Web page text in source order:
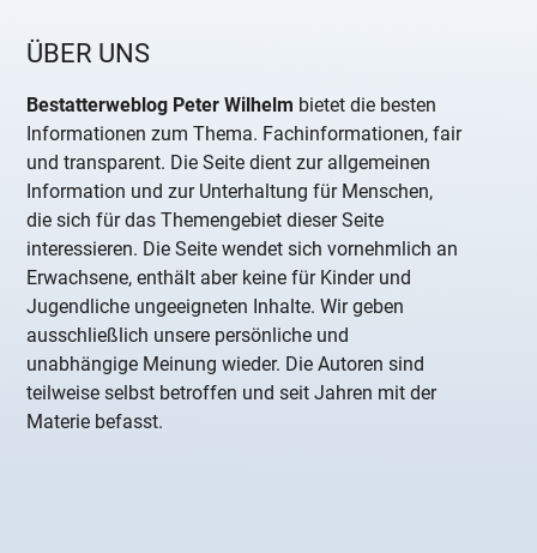
ÜBER UNS
Bestatterweblog Peter Wilhelm bietet die besten
Informationen zum Thema. Fachinformationen, fair
und transparent. Die Seite dient zur allgemeinen
Information und zur Unterhaltung für Menschen,
die sich für das Themengebiet dieser Seite
interessieren. Die Seite wendet sich vornehmlich an
Erwachsene, enthält aber keine für Kinder und
Jugendliche ungeeigneten Inhalte. Wir geben
ausschließlich unsere persönliche und
unabhängige Meinung wieder. Die Autoren sind
teilweise selbst betroffen und seit Jahren mit der
Materie befasst.